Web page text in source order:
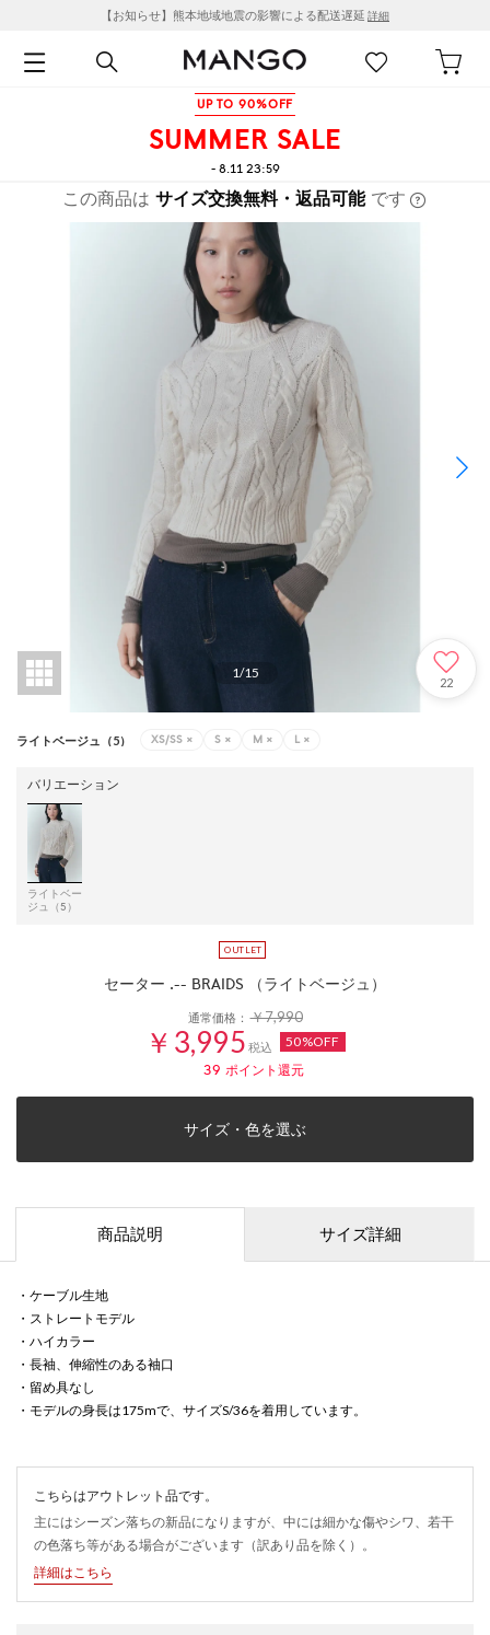
【お知らせ】熊本地域地震の影響による配送遅延 詳細
UP TO 90%OFF
SUMMER SALE
- 8.11 23:59
この商品は サイズ交換無料・返品可能 です
1/15
22
ライトベージュ（5） XS/SS × S × M × L ×
バリエーション
ライトベー
ジュ（5）
セーター .-- BRAIDS （ライトベージュ）
通常価格：￥7,990
￥3,995 税込 50%OFF
39 ポイント還元
サイズ・色を選ぶ
商品説明 サイズ詳細
・ケーブル生地
・ストレートモデル
・ハイカラー
・長袖、伸縮性のある袖口
・留め具なし
・モデルの身長は175mで、サイズS/36を着用しています。
こちらはアウトレット品です。
主にはシーズン落ちの新品になりますが、中には細かな傷やシワ、若干
の色落ち等がある場合がございます（訳あり品を除く）。
詳細はこちら